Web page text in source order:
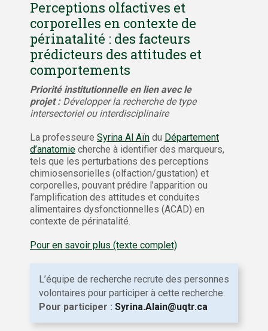
Perceptions olfactives et
corporelles en contexte de
périnatalité : des facteurs
prédicteurs des attitudes et
comportements
Priorité institutionnelle en lien avec le
projet :Développer la recherche de type
intersectoriel ou interdisciplinaire
La professeure Syrina Al Aïn du Département
d’anatomie cherche à identifier des marqueurs,
tels que les perturbations des perceptions
chimiosensorielles (olfaction/gustation) et
corporelles, pouvant prédire l’apparition ou
l’amplification des attitudes et conduites
alimentaires dysfonctionnelles (ACAD) en
contexte de périnatalité.
Pour en savoir plus (texte complet)
L’équipe de recherche recrute des personnes
volontaires pour participer à cette recherche.
Pour participer : Syrina.Alain@uqtr.ca